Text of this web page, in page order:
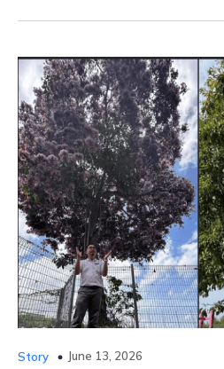
Story June 13, 2026